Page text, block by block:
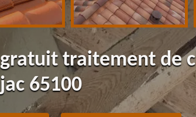
traitement de
65100